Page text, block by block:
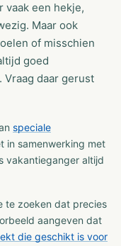
vaak een hekje,
Maar ook
of misschien
goed
Vraag daar gerust
speciale
in samenwerking met
vakantieganger altijd
te zoeken dat precies
aangeven dat
die geschikt is voor